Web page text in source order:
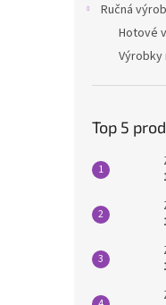
Ručná
Hotové
Top 5